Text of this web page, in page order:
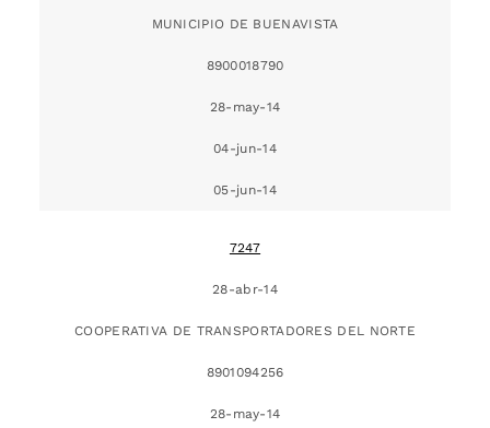
MUNICIPIO DE BUENAVISTA
8900018790
28-may-14
04-jun-14
05-jun-14
7247
28-abr-14
COOPERATIVA DE TRANSPORTADORES DEL NORTE
8901094256
28-may-14